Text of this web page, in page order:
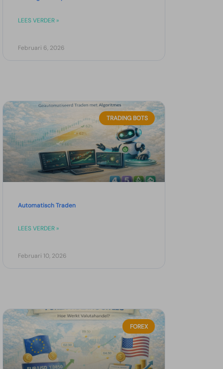
LEES VERDER »
Februari 6, 2026
TRADING BOTS
Automatisch Traden
LEES VERDER »
Februari 10, 2026
FOREX